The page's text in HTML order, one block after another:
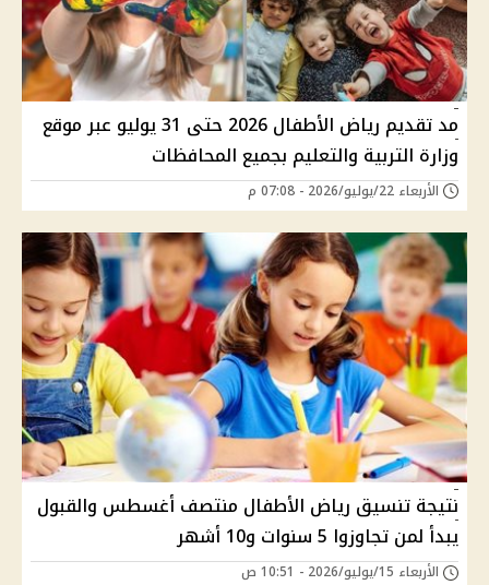
مد تقديم رياض الأطفال 2026 حتى 31 يوليو عبر موقع
وزارة التربية والتعليم بجميع المحافظات
الأربعاء 22/يوليو/2026 - 07:08 م
نتيجة تنسيق رياض الأطفال منتصف أغسطس والقبول
يبدأ لمن تجاوزوا 5 سنوات و10 أشهر
الأربعاء 15/يوليو/2026 - 10:51 ص